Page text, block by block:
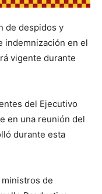
de despidos y
indemnización en el
vigente durante
del Ejecutivo
en una reunión del
durante esta
de